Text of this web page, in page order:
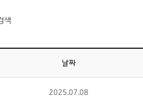
색
날짜
2025.07.08